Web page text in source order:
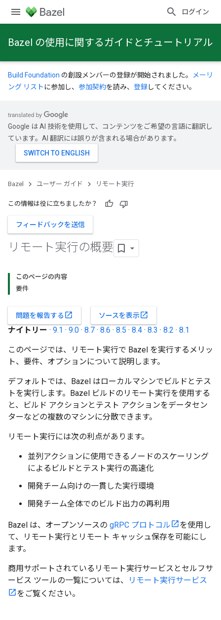
ログイン
Bazel の使用に関するガイドとチュートリアル
Build Foundation の創設メンバーの登録が開始されました。
メーリ
ング リスト に参加し、 参加契約を読み、 登録してください。
Google は AI 技術を使用して、コンテンツをご希望の言語に翻訳し
ています。AI 翻訳には誤りが含まれる場合があります。
Bazel ユーザー ガイド リモート実行
この情報は役に立ちましたか？
フィードバックを送信
リモート実行の概要
このページの内容
要件
問題を報告する open_in_new ソースを表示open_in_new
ナイトリー · 9.1 · 9.0 · 8.7 · 8.6 · 8.5 · 8.4 · 8.3 · 8.2 · 8.1
このページでは、リモート実行で Bazel を実行するメリッ
ト、要件、オプションについて説明します。
デフォルトでは、Bazel はローカルマシンでビルドとテス
トを実行します。Bazel ビルドのリモート実行を使用する
と、ビルド アクションとテスト アクションをデータセン
ターなどの複数のマシンに分散できます。
リモート実行には次の利点があります。
並列アクションに使用できるノードのスケーリング
によるビルドとテスト実行の高速化
開発チーム向けの一貫した実行環境
開発チーム全体でのビルド出力の再利用
Bazel は、オープンソースの gRPC プロトコル
を使用し
て、リモート実行とリモート キャッシュ保存を可能にし
ます。
商用サポートされているリモート実行サービスとセルフサ
ービス ツールの一覧については、
リモート実行サービス
をご覧ください。